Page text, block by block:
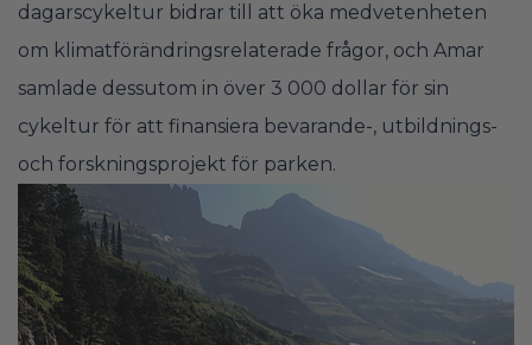
dagarscykeltur bidrar till att öka medvetenheten
om klimatförändringsrelaterade frågor, och Amar
samlade dessutom in över 3 000 dollar för sin
cykeltur för att finansiera bevarande-, utbildnings-
och forskningsprojekt för parken.